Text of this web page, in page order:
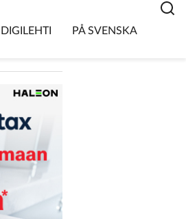
DIGILEHTI PÅ SVENSKA